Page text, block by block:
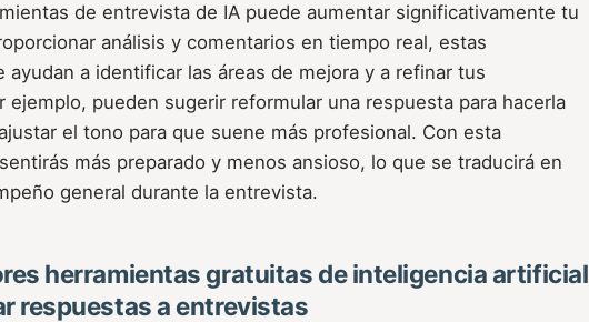
de entrevista de IA puede aumentar significativamente tu
análisis y comentarios en tiempo real, estas
ayudan a identificar las áreas de mejora y a refinar tus
ejemplo, pueden sugerir reformular una respuesta para hacerla
el tono para que suene más profesional. Con esta
más preparado y menos ansioso, lo que se traducirá en
general durante la entrevista.
herramientas gratuitas de inteligencia artificial
respuestas a entrevistas